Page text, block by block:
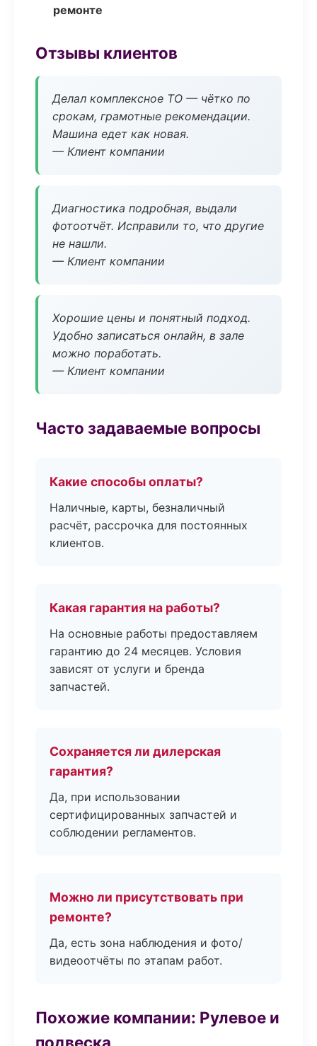
ремонте
Отзывы клиентов
Делал комплексное ТО — чётко по
срокам, грамотные рекомендации.
Машина едет как новая.
— Клиент компании
Диагностика подробная, выдали
фотоотчёт. Исправили то, что другие
не нашли.
— Клиент компании
Хорошие цены и понятный подход.
Удобно записаться онлайн, в зале
можно поработать.
— Клиент компании
Часто задаваемые вопросы
Какие способы оплаты?
Наличные, карты, безналичный
расчёт, рассрочка для постоянных
клиентов.
Какая гарантия на работы?
На основные работы предоставляем
гарантию до 24 месяцев. Условия
зависят от услуги и бренда
запчастей.
Сохраняется ли дилерская
гарантия?
Да, при использовании
сертифицированных запчастей и
соблюдении регламентов.
Можно ли присутствовать при
ремонте?
Да, есть зона наблюдения и фото/
видеоотчёты по этапам работ.
Похожие компании: Рулевое и
подвеска